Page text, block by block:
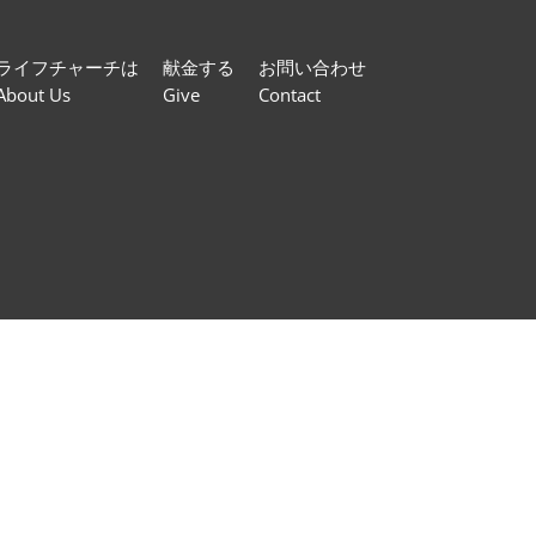
イフチャーチは
Us
献金する
Give
お問い合わせ
Contact